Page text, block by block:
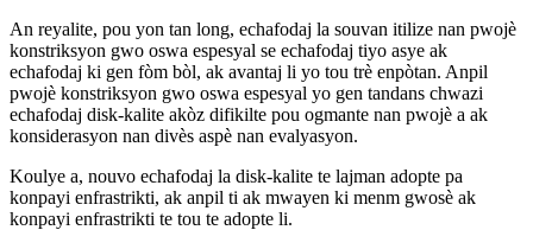
An reyalite, pou yon tan long, echafodaj la souvan itilize nan pwojè
konstriksyon gwo oswa espesyal se echafodaj tiyo asye ak
echafodaj ki gen fòm bòl, ak avantaj li yo tou trè enpòtan. Anpil
pwojè konstriksyon gwo oswa espesyal yo gen tandans chwazi
echafodaj disk-kalite akòz difikilte pou ogmante nan pwojè a ak
konsiderasyon nan divès aspè nan evalyasyon.
Koulye a, nouvo echafodaj la disk-kalite te lajman adopte pa
konpayi enfrastrikti, ak anpil ti ak mwayen ki menm gwosè ak
konpayi enfrastrikti te tou te adopte li.